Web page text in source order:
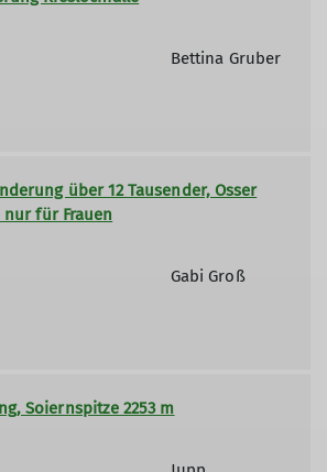
Bettina Gruber
über 12 Tausender, Osser
für Frauen
Gabi Groß
Soiernspitze 2253 m